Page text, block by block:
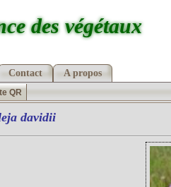
des végétaux
Contact A propos
QR
davidii